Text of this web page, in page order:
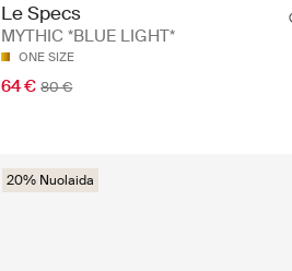
Le Specs
MYTHIC *BLUE LIGHT*
ONE SIZE
64 € 80 €
20% Nuolaida